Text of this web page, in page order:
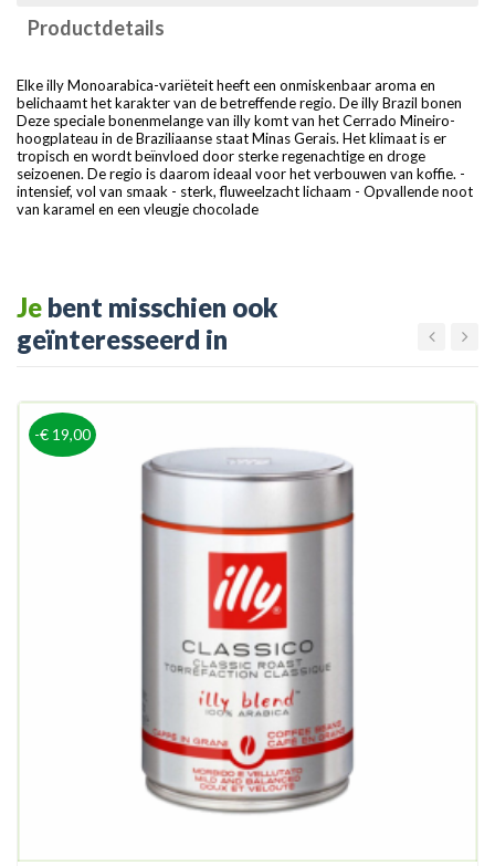
Productdetails
Elke illy Monoarabica-variëteit heeft een onmiskenbaar aroma en
belichaamt het karakter van de betreffende regio. De illy Brazil bonen
Deze speciale bonenmelange van illy komt van het Cerrado Mineiro-
hoogplateau in de Braziliaanse staat Minas Gerais. Het klimaat is er
tropisch en wordt beïnvloed door sterke regenachtige en droge
seizoenen. De regio is daarom ideaal voor het verbouwen van koffie. -
intensief, vol van smaak - sterk, fluweelzacht lichaam - Opvallende noot
van karamel en een vleugje chocolade
Je bent misschien ook
geïnteresseerd in
-€ 19,00